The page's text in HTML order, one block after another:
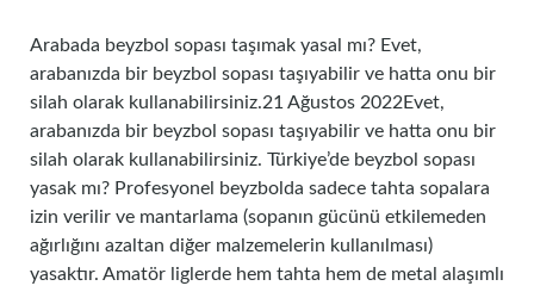
Arabada beyzbol sopası taşımak yasal mı? Evet,
arabanızda bir beyzbol sopası taşıyabilir ve hatta onu bir
silah olarak kullanabilirsiniz.21 Ağustos 2022Evet,
arabanızda bir beyzbol sopası taşıyabilir ve hatta onu bir
silah olarak kullanabilirsiniz. Türkiye’de beyzbol sopası
yasak mı? Profesyonel beyzbolda sadece tahta sopalara
izin verilir ve mantarlama (sopanın gücünü etkilemeden
ağırlığını azaltan diğer malzemelerin kullanılması)
yasaktır. Amatör liglerde hem tahta hem de metal alaşımlı